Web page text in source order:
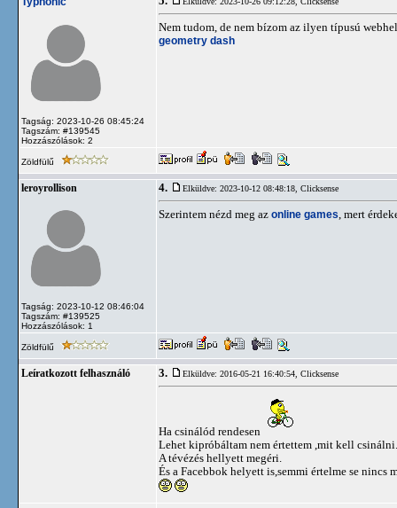
Tagság: 2023-10-26 08:45:24
Tagszám: #139545
Hozzászólások: 2
Nem tudom, de nem bízom az ilyen típusú
geometry dash
Zöldfülű
leroyrollison
Tagság: 2023-10-12 08:46:04
Tagszám: #139525
Hozzászólások: 1
4. Elküldve: 2023-10-12 08:48:18, Clicksense
Szerintem nézd meg az online games , mert
Zöldfülű
Leíratkozott felhasználó 3. Elküldve: 2016-05-21 16:40:54, Clicksense
Ha csinálód rendesen
Lehet kipróbáltam nem értettem ,mit kell csinálni.
A tévézés hellyett megéri.
És a Facebbok helyett is,semmi értelme se nincs